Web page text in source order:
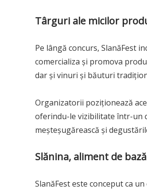
Târguri ale micilor
Pe lângă concurs, SlanăFest
comercializa și promova
dar și vinuri și băuturi
Organizatorii poziționează
oferindu-le vizibilitate într-un
meșteșugărească și
Slănina, aliment de
SlanăFest este conceput ca